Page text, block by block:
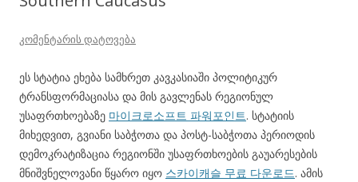
კომენტარის დატოვება
ეს სტატია ეხება სამხრეთ კავკასიაში პოლიტიკურ
ტრანსფორმაციასა და მის გავლენას რეგიონულ
უსაფრთხოებაზე 마이크로소프트 파워포인트. სტატიის
მიხედვით, გვიანი საბჭოთა და პოსტ-საბჭოთა პერიოდის
დემოკრატიზაცია რეგიონში უსაფრთხოების გაუარესების
მნიშვნელოვანი წყარო იყო 스카이캐슬 무료 다운로드. ამის